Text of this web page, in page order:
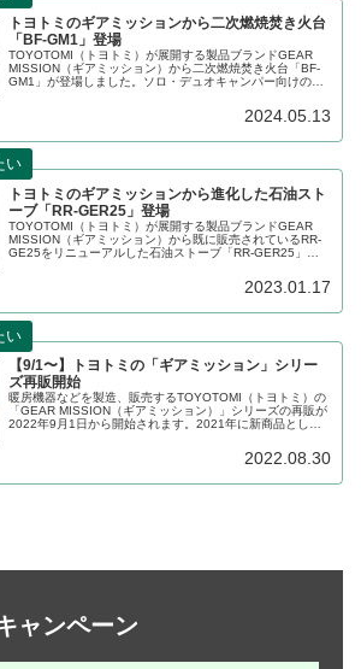
トヨトミのギアミッションから二次燃焼焚き火台
「BF-GM1」登場
TOYOTOMI（トヨトミ）が展開する製品ブランドGEAR
MISSION（ギアミッション）から二次燃焼焚き火台「BF-
GM1」が登場しました。ソロ・デュオキャンパー向けの二
ーン・コヨーテブラウンのカラーを実現しています。詳細
2024.05.13
トヨトミのギアミッションから進化した石油スト
ーブ「RR-GER25」登場
TOYOTOMI（トヨトミ）が展開する製品ブランドGEAR
MISSION（ギアミッション）から既に販売されているRR-
GE25をリニューアルした石油ストーブ「RR-GER25」が
デザインもより無骨になりました。詳細をレビューしま
2023.01.17
【9/1〜】トヨトミの「ギアミッション」シリー
ズ再販開始
暖房機器などを製造、販売するTOYOTOMI（トヨトミ）の
「GEAR MISSION（ギアミッション）」シリーズの再販が
2022年9月1日から開始されます。2021年に新商品として
2022.08.30
ャンペーン